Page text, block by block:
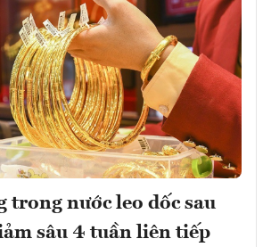
trong nước leo dốc sau
sâu 4 tuần liên tiếp